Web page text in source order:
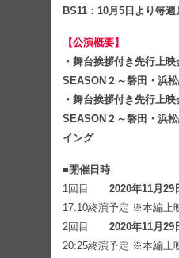
BS11：10月5日より毎週
【公演概要】
・舞台挨拶付き先行上
SEASON２～磐田・浜松
・舞台挨拶付き先行上
SEASON２～磐田・浜
イング
■開催日時
1回目 2020年11月29
17:10終演予定 ※本編上
2回目 2020年11月29
20:25終演予定 ※本編上